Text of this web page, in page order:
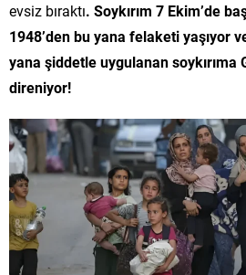
evsiz bıraktı. Soykırım 7 Ekim’de
1948’den bu yana felaketi yaşıyor
yana şiddetle uygulanan soykırıma
direniyor!